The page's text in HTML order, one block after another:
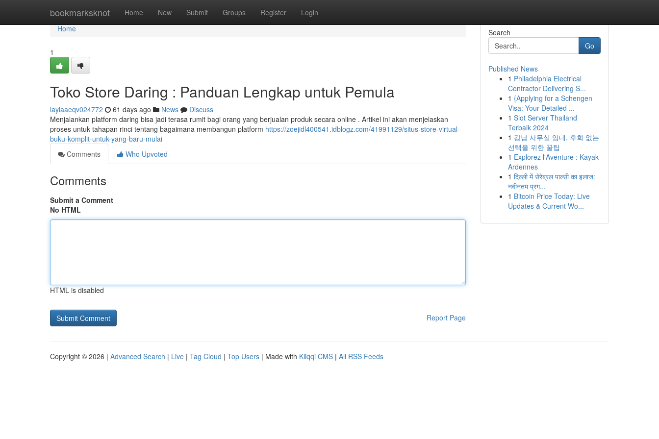
bookmarksknot Home New Submit Groups Register Login
Home
Home
1
Toko Store Daring : Panduan Lengkap untuk Pemula
laylaaeqv024772 61 days ago News
Discuss
Menjalankan platform daring bisa jadi terasa rumit bagi orang yang berjualan produk secara online . Artikel ini akan menjelaskan
proses untuk tahapan rinci tentang bagaimana membangun platform https://zoejidl400541.idblogz.com/41991129/situs-store-virtual-
buku-komplit-untuk-yang-baru-mulai
Comments
Who Upvoted
Comments
Submit a Comment
No HTML
HTML is disabled
Report Page
Search
Go
Published News
1 Philadelphia Electrical
Contractor Delivering S...
1 {Applying for a Schengen
Visa: Your Detailed ...
1 Slot Server Thailand
Terbaik 2024
1 강남 사무실 임대, 후회 없는
선택을 위한 꿀팁
1 Explorez l'Aventure : Kayak
Ardennes
1 दिल्ली में सेरेब्रल पाल्सी का इलाज:
नवीनतम प्रग...
1 Bitcoin Price Today: Live
Updates & Current Wo...
Copyright © 2026 | Advanced Search | Live | Tag Cloud | Top Users | Made with Kliqqi CMS | All RSS Feeds